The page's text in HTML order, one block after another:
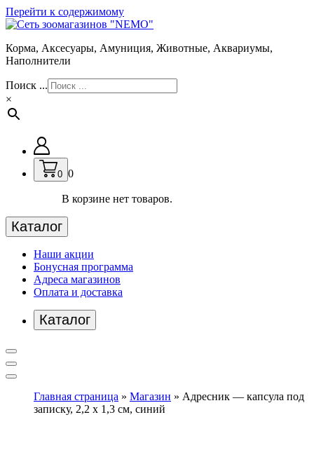
Перейти к содержимому
Корма, Аксесуары, Амуниция, Животные, Аквариумы,
Наполнители
Поиск ...
×
0 0
В корзине нет товаров.
Каталог
Наши акции
Бонусная программа
Адреса магазинов
Оплата и доставка
Каталог
Главная страница » Магазин » Адресник — капсула под
записку, 2,2 х 1,3 см, синий